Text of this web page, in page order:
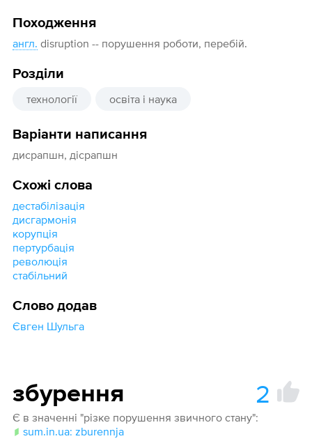
Походження
англ. disruption -- порушення роботи, перебій.
Розділи
технології освіта і наука
Варіанти написання
дисрапшн, дісрапшн
Схожі слова
дестабілізація
дисгармонія
корупція
пертурбація
революція
стабільний
Слово додав
Євген Шульга
збурення 2
Є в значенні "різке порушення звичного стану":
sum.in.ua: zburennja